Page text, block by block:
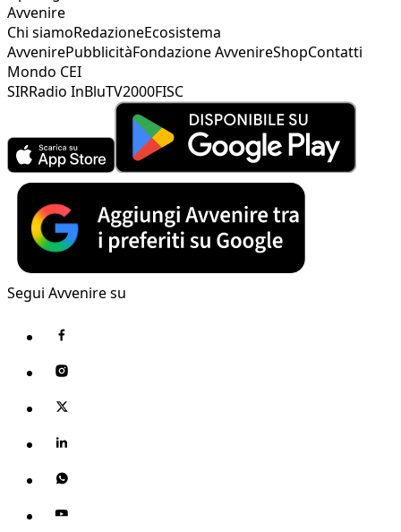
Avvenire
Chi siamoRedazioneEcosistema
AvvenirePubblicitàFondazione AvvenireShopContatti
Mondo CEI
SIRRadio InBluTV2000FISC
Segui Avvenire su